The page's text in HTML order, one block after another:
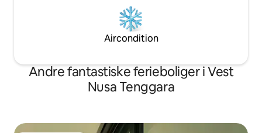
Aircondition
Andre fantastiske ferieboliger i Vest
Nusa Tenggara